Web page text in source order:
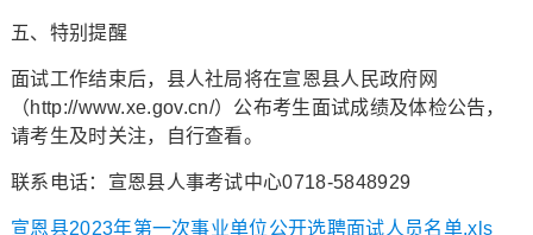
五、特别提醒
面试工作结束后，县人社局将在宣恩县人民政府网
（http://www.xe.gov.cn/）公布考生面试成绩及体检公告，
请考生及时关注，自行查看。
联系电话：宣恩县人事考试中心0718-5848929
宣恩县2023年第一次事业单位公开选聘面试人员名单.xls